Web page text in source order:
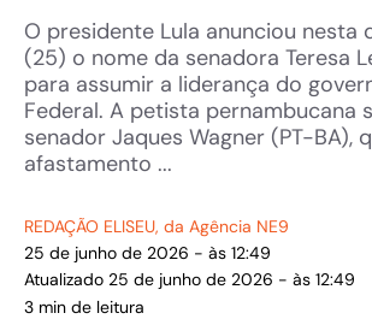
O presidente Lula anunciou nesta
(25) o nome da senadora Teresa
para assumir a liderança do
Federal. A petista pernambucana
senador Jaques Wagner (PT-BA),
afastamento ...
REDAÇÃO ELISEU, da Agência NE9
25 de junho de 2026 - às 12:49
Atualizado 25 de junho de 2026 - às 12:49
3 min de leitura